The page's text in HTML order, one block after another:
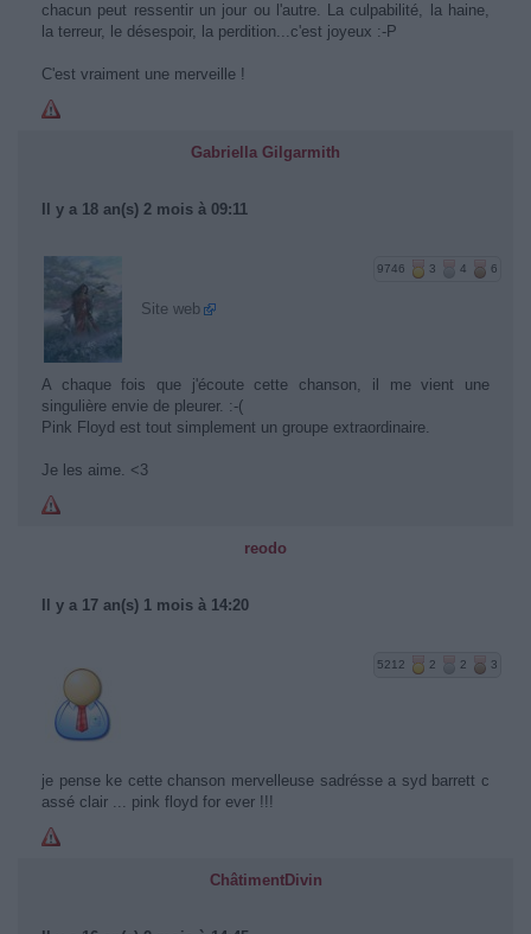
chacun peut ressentir un jour ou l'autre. La culpabilité, la haine,
la terreur, le désespoir, la perdition...c'est joyeux :-P
C'est vraiment une merveille !
Gabriella Gilgarmith
Il y a 18 an(s) 2 mois à 09:11
9746 3 4 6
Site web
A chaque fois que j'écoute cette chanson, il me vient une
singulière envie de pleurer. :-(
Pink Floyd est tout simplement un groupe extraordinaire.
Je les aime. <3
reodo
Il y a 17 an(s) 1 mois à 14:20
5212 2 2 3
je pense ke cette chanson mervelleuse sadrésse a syd barrett c
assé clair ... pink floyd for ever !!!
ChâtimentDivin